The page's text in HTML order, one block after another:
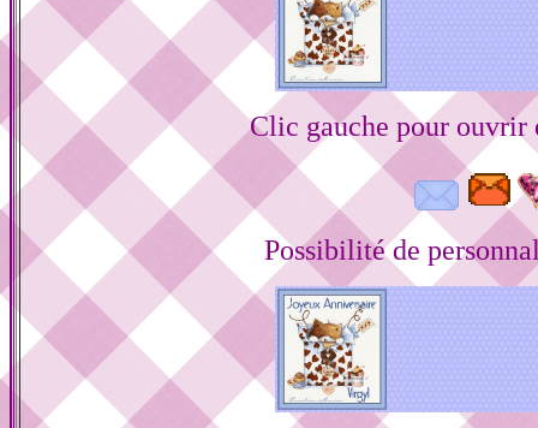
Clic gauche pour ouvrir
Possibilité de